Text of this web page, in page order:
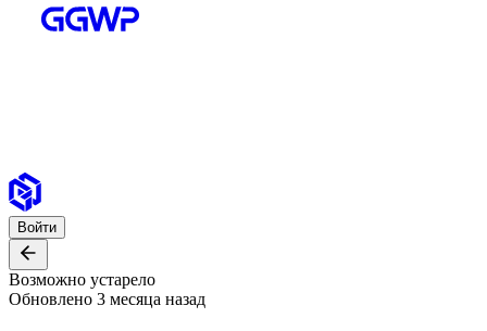
Войти
Возможно устарело
Обновлено 3 месяца назад